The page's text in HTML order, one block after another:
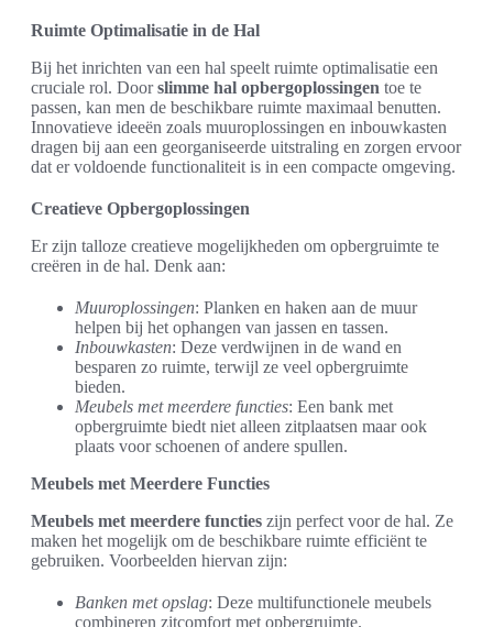
Ruimte Optimalisatie in de Hal
Bij het inrichten van een hal speelt ruimte optimalisatie een
cruciale rol. Doorslimme hal opbergoplossingen toe te
passen, kan men de beschikbare ruimte maximaal benutten.
Innovatieve ideeën zoals muuroplossingen en inbouwkasten
dragen bij aan een georganiseerde uitstraling en zorgen ervoor
dat er voldoende functionaliteit is in een compacte omgeving.
Creatieve Opbergoplossingen
Er zijn talloze creatieve mogelijkheden om opbergruimte te
creëren in de hal. Denk aan:
Muuroplossingen: Planken en haken aan de muur
helpen bij het ophangen van jassen en tassen.
Inbouwkasten: Deze verdwijnen in de wand en
besparen zo ruimte, terwijl ze veel opbergruimte
bieden.
Meubels met meerdere functies: Een bank met
opbergruimte biedt niet alleen zitplaatsen maar ook
plaats voor schoenen of andere spullen.
Meubels met Meerdere Functies
Meubels met meerdere functies zijn perfect voor de hal. Ze
maken het mogelijk om de beschikbare ruimte efficiënt te
gebruiken. Voorbeelden hiervan zijn:
Banken met opslag: Deze multifunctionele meubels
combineren zitcomfort met opbergruimte.